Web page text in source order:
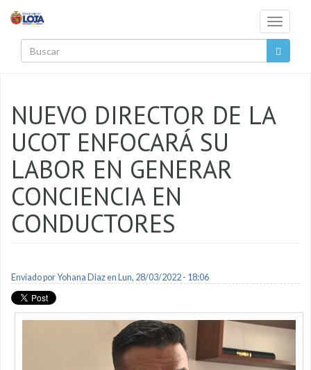
Toggle
NUEVO DIRECTOR DE LA
UCOT ENFOCARÁ SU
LABOR EN GENERAR
CONCIENCIA EN
CONDUCTORES
Enviado porYohana Diazen Lun, 28/03/2022 - 18:06